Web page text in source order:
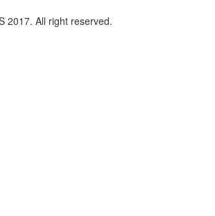
2017. All right reserved.